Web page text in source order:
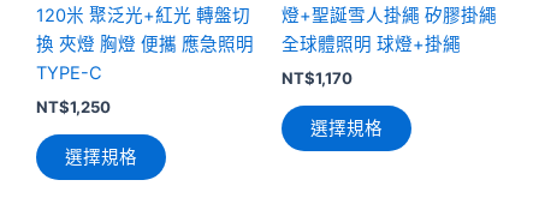
120米 聚泛光+紅光 轉盤切
換 夾燈 胸燈 便攜 應急照明
TYPE-C
NT$1,250
選擇規格
產
品
擇
燈+聖誕雪人掛繩 矽膠掛繩
全球體照明 球燈+掛繩
NT$1,170
選擇規格
產
品
選